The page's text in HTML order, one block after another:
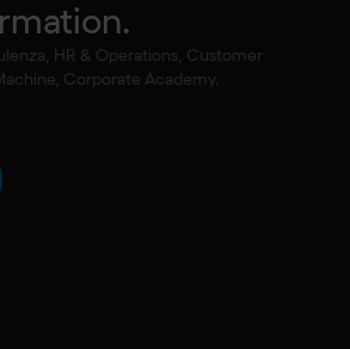
HR & Operations, Customer
Corporate Academy.
degli
degli Azionisti